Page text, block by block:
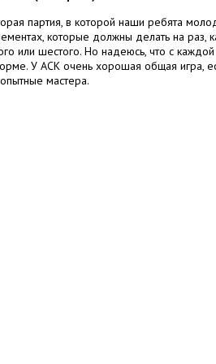
партия, в которой наши ребята
которые должны делать на раз,
или шестого. Но надеюсь, что с
У АСК очень хорошая общая игра,
мастера.